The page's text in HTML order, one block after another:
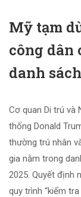
Mỹ tạm
công dân
danh
Cơ quan Di trú và
thống Donald
thường trú nhân
gia nằm trong
2025. Quyết định
quy trình “kiểm